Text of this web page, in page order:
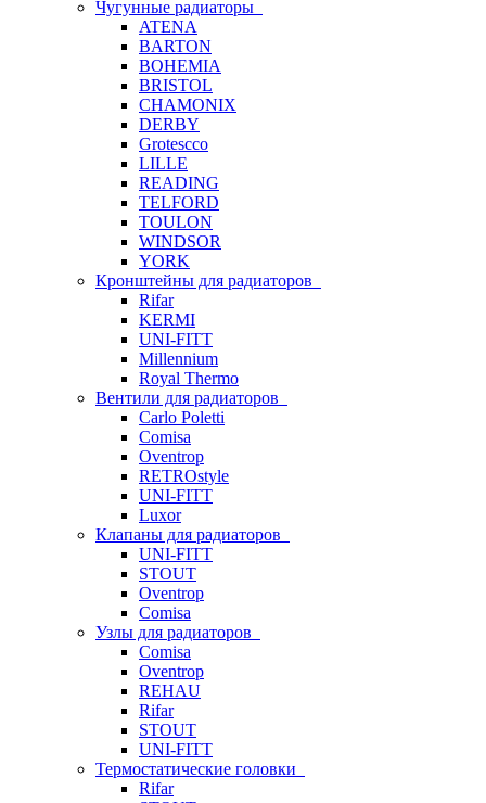
Чугунные радиаторы
ATENA
BARTON
BOHEMIA
BRISTOL
CHAMONIX
DERBY
Grotescco
LILLE
READING
TELFORD
TOULON
WINDSOR
YORK
Кронштейны для радиаторов
Rifar
KERMI
UNI-FITT
Millennium
Royal Thermo
Вентили для радиаторов
Carlo Poletti
Comisa
Oventrop
RETROstyle
UNI-FITT
Luxor
Клапаны для радиаторов
UNI-FITT
STOUT
Oventrop
Comisa
Узлы для радиаторов
Comisa
Oventrop
REHAU
Rifar
STOUT
UNI-FITT
Термостатические головки
Rifar